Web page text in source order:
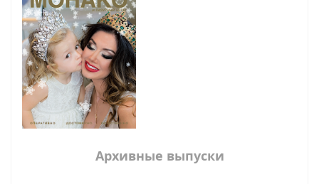
Архивные выпуски